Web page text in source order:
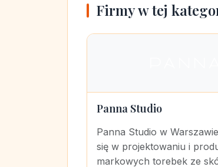
Firmy w tej
Panna Studio
Panna Studio w
się w projektowaniu i
markowych torebek ze